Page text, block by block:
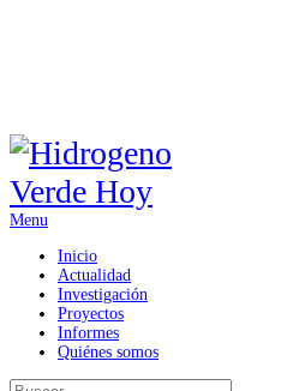
Menu
Inicio
Actualidad
Investigación
Proyectos
Informes
Quiénes somos